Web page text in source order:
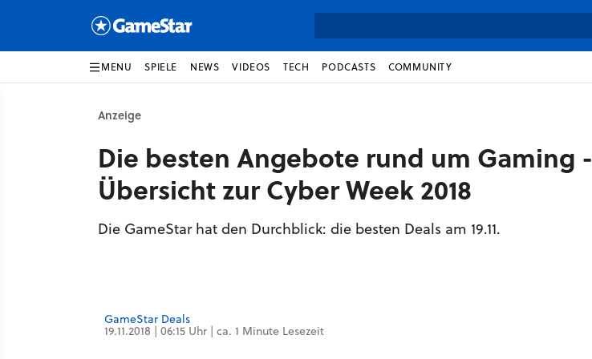
MENU SPIELE NEWS VIDEOS TECH PODCASTS COMMUNITY
Anzeige
Die besten Angebote rund um Gaming -
Übersicht zur Cyber Week 2018
Die GameStar hat den Durchblick: die besten Deals am 19.11.
GameStar Deals
19.11.2018 | 06:15 Uhr | ca. 1 Minute Lesezeit